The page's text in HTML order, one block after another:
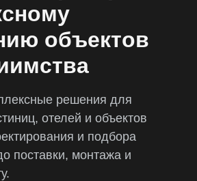
объектов
решения для
отелей и объектов
и подбора
поставки, монтажа и